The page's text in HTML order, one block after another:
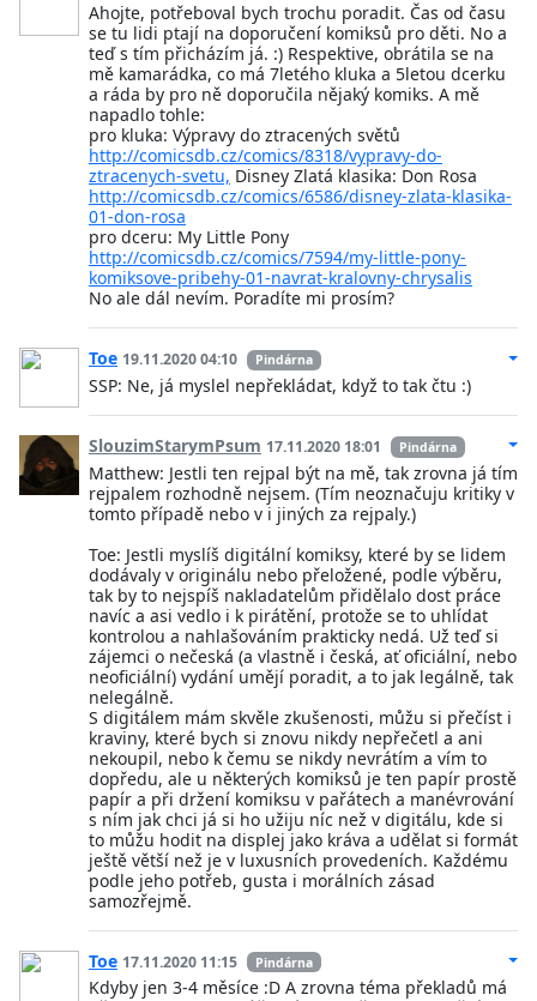
Ahojte, potřeboval bych trochu poradit. Čas od času
se tu lidi ptají na doporučení komiksů pro děti. No a
teď s tím přicházím já. :) Respektive, obrátila se na
mě kamarádka, co má 7letého kluka a 5letou dcerku
a ráda by pro ně doporučila nějaký komiks. A mě
napadlo tohle:
pro kluka: Výpravy do ztracených světů
http://comicsdb.cz/comics/8318/vypravy-do-
ztracenych-svetu, Disney Zlatá klasika: Don Rosa
http://comicsdb.cz/comics/6586/disney-zlata-klasika-
01-don-rosa
pro dceru: My Little Pony
http://comicsdb.cz/comics/7594/my-little-pony-
komiksove-pribehy-01-navrat-kralovny-chrysalis
No ale dál nevím. Poradíte mi prosím?
Toe 19.11.2020 04:10 Pindárna
SSP: Ne, já myslel nepřekládat, když to tak čtu :)
SlouzimStarymPsum 17.11.2020 18:01 Pindárna
Matthew: Jestli ten rejpal být na mě, tak zrovna já tím
rejpalem rozhodně nejsem. (Tím neoznačuju kritiky v
tomto případě nebo v i jiných za rejpaly.)
Toe: Jestli myslíš digitální komiksy, které by se lidem
dodávaly v originálu nebo přeložené, podle výběru,
tak by to nejspíš nakladatelům přidělalo dost práce
navíc a asi vedlo i k pirátění, protože se to uhlídat
kontrolou a nahlašováním prakticky nedá. Už teď si
zájemci o nečeská (a vlastně i česká, ať oficiální, nebo
neoficiální) vydání umějí poradit, a to jak legálně, tak
nelegálně.
S digitálem mám skvěle zkušenosti, můžu si přečíst i
kraviny, které bych si znovu nikdy nepřečetl a ani
nekoupil, nebo k čemu se nikdy nevrátím a vím to
dopředu, ale u některých komiksů je ten papír prostě
papír a při držení komiksu v pařátech a manévrování
s ním jak chci já si ho užiju níc než v digitálu, kde si
to můžu hodit na displej jako kráva a udělat si formát
ještě větší než je v luxusních provedeních. Každému
podle jeho potřeb, gusta i morálních zásad
samozřejmě.
Toe 17.11.2020 11:15 Pindárna
Kdyby jen 3-4 měsíce :D A zrovna téma překladů má